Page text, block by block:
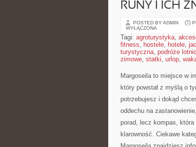
RUNY I ICH
POSTED BY ADMIN
WYŁĄCZONA
Tagi: agroturystyka,
fitness, hostele, hotele,
turystyczna, podróże
zimowe, statki, urlop,
Margoseila to miejsce w
który powstał z myślą o
potrzebujesz i dokąd
oddechu na
porad, lecz kompas,
klarowność. Ciekawe